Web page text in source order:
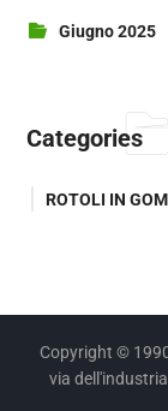
Giugno 2025
Categories
ROTOLI IN
Copyright ©
via